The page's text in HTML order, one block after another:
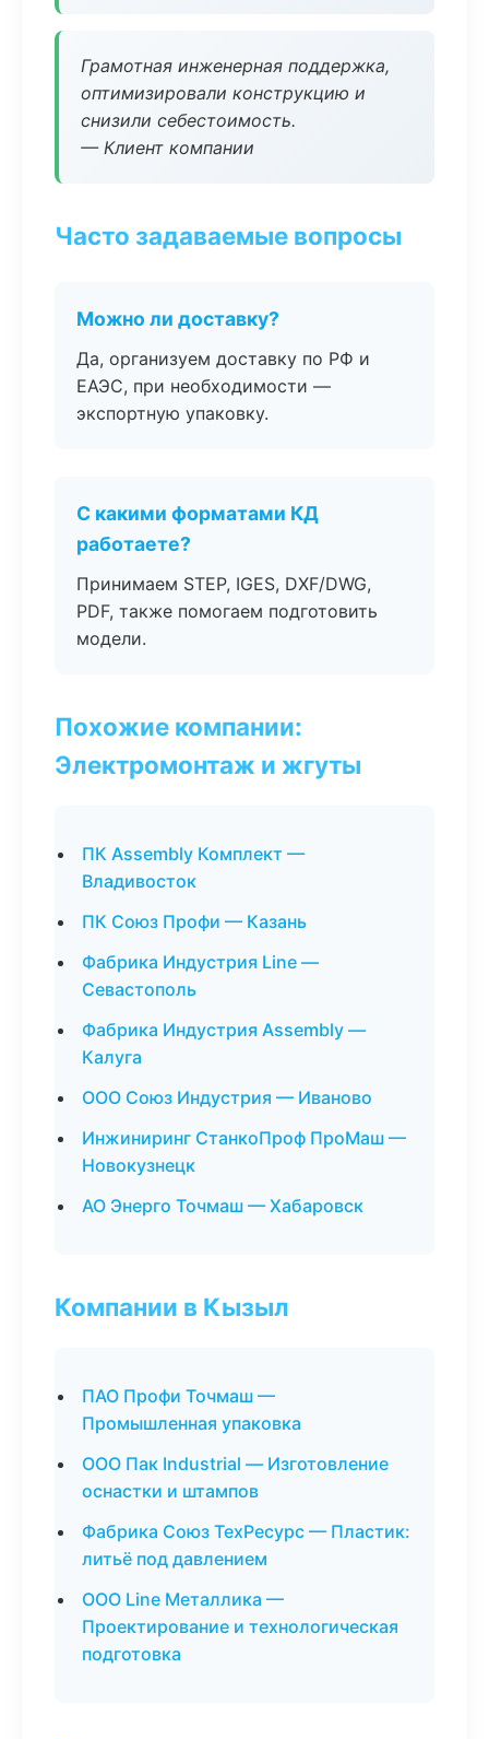
Грамотная инженерная поддержка,
оптимизировали конструкцию и
снизили себестоимость.
— Клиент компании
Часто задаваемые вопросы
Можно ли доставку?
Да, организуем доставку по РФ и
ЕАЭС, при необходимости —
экспортную упаковку.
С какими форматами КД
работаете?
Принимаем STEP, IGES, DXF/DWG,
PDF, также помогаем подготовить
модели.
Похожие компании:
Электромонтаж и жгуты
ПК Assembly Комплект —
Владивосток
ПК Союз Профи — Казань
Фабрика Индустрия Line —
Севастополь
Фабрика Индустрия Assembly —
Калуга
ООО Союз Индустрия — Иваново
Инжиниринг СтанкоПроф ПроМаш —
Новокузнецк
АО Энерго Точмаш — Хабаровск
Компании в Кызыл
ПАО Профи Точмаш —
Промышленная упаковка
ООО Пак Industrial — Изготовление
оснастки и штампов
Фабрика Союз ТехРесурс — Пластик:
литьё под давлением
ООО Line Металлика —
Проектирование и технологическая
подготовка